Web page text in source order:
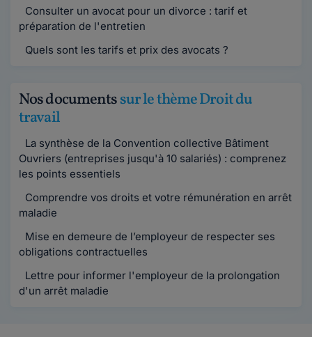
Consulter un avocat pour un divorce : tarif et
préparation de l'entretien
Quels sont les tarifs et prix des avocats ?
Nos documentssur le thème Droit du
travail
La synthèse de la Convention collective Bâtiment
Ouvriers (entreprises jusqu'à 10 salariés) : comprenez
les points essentiels
Comprendre vos droits et votre rémunération en arrêt
maladie
Mise en demeure de l’employeur de respecter ses
obligations contractuelles
Lettre pour informer l'employeur de la prolongation
d'un arrêt maladie